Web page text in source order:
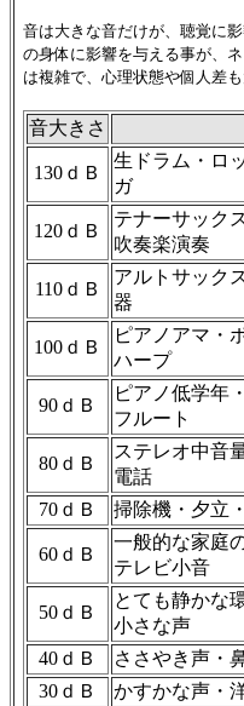
音は大きな音だけが、聴覚に
の身体に影響を与える事が、
は複雑で、心理状態や個人差
音大きさ
130ｄＢ
生ドラム・ロ
ガ
120ｄＢ
テナーサック
吹奏楽演奏
110ｄＢ
アルトサック
器
100ｄＢ
ピアノアマ・
ハープ
90ｄＢ
ピアノ低学年
フルート
80ｄＢ
ステレオ中音
電話
70ｄＢ
掃除機・夕立
60ｄＢ
一般的な家庭
テレビ小音
50ｄＢ
とても静かな
小さな声
40ｄＢ
ささやき声・
30ｄＢ
かすかな声・